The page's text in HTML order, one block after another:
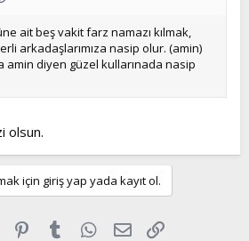
ait beş vakit farz namazı kılmak,
arkadaşlarımıza nasip olur. (amin)
amin diyen güzel kullarınada nasip
olsun.
için giriş yap yada kayıt ol.
Reddit Pinterest
Tumblr WhatsApp
E-posta